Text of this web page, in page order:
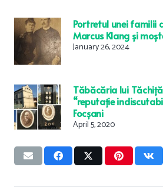
Portretul unei familii
Marcus Klang și
January 26, 2024
Tăbăcăria lui
“reputație
Focșani
April 5, 2020